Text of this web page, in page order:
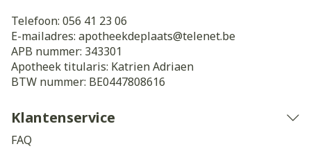
Telefoon: 056 41 23 06
E-mailadres: apotheekdeplaats@telenet.be
APB nummer: 343301
Apotheek titularis: Katrien Adriaen
BTW nummer: BE0447808616
Klantenservice
FAQ